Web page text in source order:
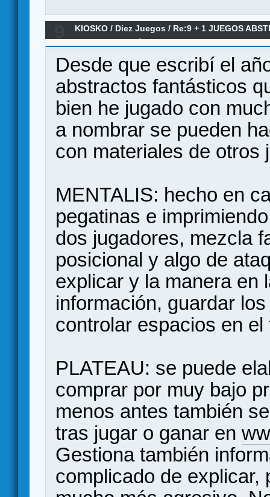
KIOSKO / Diez Juegos / Re:9 + 1 JUEGOS
Desde que escribí el
abstractos fantásticos
bien he jugado con
a nombrar se pueden
con materiales de otros
MENTALIS: hecho en
pegatinas e
dos jugadores, mezcla
posicional y algo de
explicar y la manera en
información, guardar
controlar espacios en
PLATEAU: se puede
comprar por muy bajo
menos antes también
tras jugar o ganar en
Gestiona también
complicado de explicar,